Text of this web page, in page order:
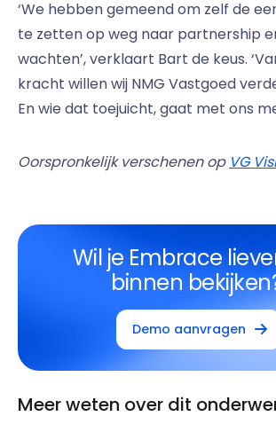
‘We hebben gemeend om zelf de
te zetten op weg naar partnership
wachten’, verklaart Bart de keus.
kracht willen wij NMG Vastgoed
En wie dat toejuicht, gaat met ons
Oorspronkelijk verschenen op VG
Wil je Embrace
binnen
Demo aanvragen
Meer weten over dit